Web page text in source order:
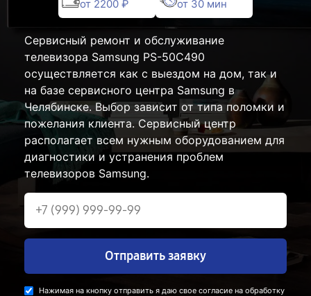
от 2200 ₽ от 30 мин
Сервисный ремонт и обслуживание
телевизора Samsung PS-50C490
осуществляется как с выездом на дом, так и
на базе сервисного центра Samsung в
Челябинске. Выбор зависит от типа поломки и
пожелания клиента. Сервисный центр
располагает всем нужным оборудованием для
диагностики и устранения проблем
телевизоров Samsung.
Отправить заявку
Нажимая на кнопку отправить я даю свое согласие на обработку